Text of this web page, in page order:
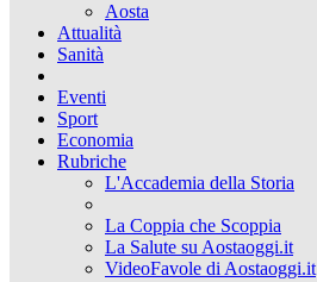
Aosta
Attualità
Sanità
Eventi
Sport
Economia
Rubriche
L'Accademia della Storia
La Coppia che Scoppia
La Salute su Aostaoggi.it
VideoFavole di Aostaoggi.it